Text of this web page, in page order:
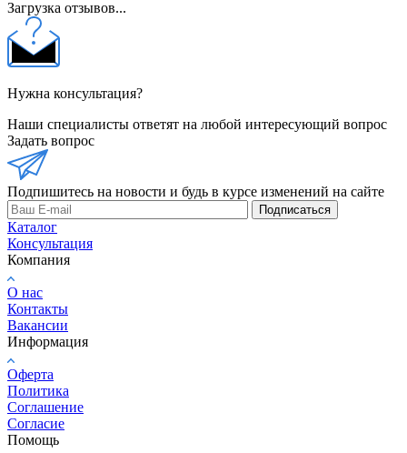
Загрузка отзывов...
Нужна консультация?
Наши специалисты ответят на любой интересующий вопрос
Задать вопрос
Подпишитесь на новости и будь в курсе изменений на сайте
Подписаться
Каталог
Консультация
Компания
О нас
Контакты
Вакансии
Информация
Оферта
Политика
Соглашение
Согласие
Помощь